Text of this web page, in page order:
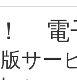
電
サー